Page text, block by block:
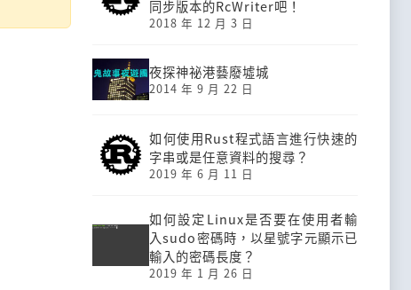
同步版本的RcWriter吧！
2018 年 12 月 3 日
夜探神祕港藝廢墟城
2014 年 9 月 22 日
如何使用Rust程式語言進行快速的
字串或是任意資料的搜尋？
2019 年 6 月 11 日
如何設定Linux是否要在使用者輸
入sudo密碼時，以星號字元顯示已
輸入的密碼長度？
2019 年 1 月 26 日